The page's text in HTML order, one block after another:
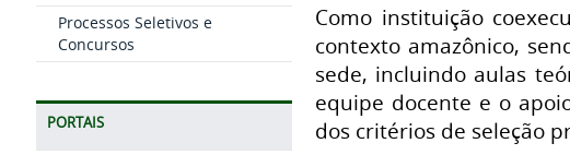
Processos Seletivos e
Concursos
PORTAIS
Como instituição
contexto amazônico,
sede, incluindo aulas
equipe docente e o
dos critérios de seleção